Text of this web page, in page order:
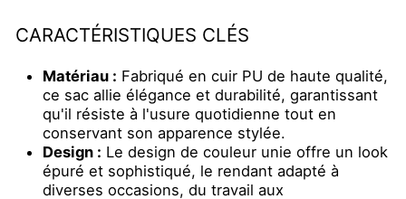
CARACTÉRISTIQUES CLÉS
Matériau : Fabriqué en cuir PU de haute qualité,
ce sac allie élégance et durabilité, garantissant
qu'il résiste à l'usure quotidienne tout en
conservant son apparence stylée.
Design : Le design de couleur unie offre un look
épuré et sophistiqué, le rendant adapté à
diverses occasions, du travail aux